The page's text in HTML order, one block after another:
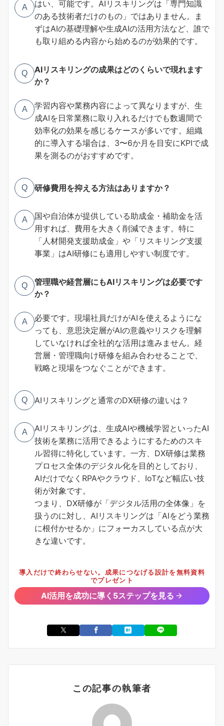
A
はい、可能です。AIリスキリングは「専門知識
のある技術者だけのもの」ではありません。ま
ずはAIの基礎理解や生成AIの活用方法など、誰で
も取り組める内容から始めるのが効果的です。
Q
AIリスキリングの成果はどのくらいで現れます
か？
A
学習内容や業務内容によって異なりますが、生
成AIを日常業務に取り入れるだけでも数週間で
効率化の効果を感じるケースが多いです。組織
的に導入する場合は、3〜6か月を目安にKPIで成
果を測るのがおすすめです。
Q 研修費用を抑える方法はありますか？
A
国や自治体が提供している助成金・補助金を活
用すれば、費用を大きく削減できます。特に
「人材開発支援助成金」や「リスキリング支援
事業」はAI研修にも適用しやすい制度です。
Q
管理職や経営層にもAIリスキリングは必要です
か？
A
必要です。現場社員だけがAIを使えるようにな
っても、意思決定層がAIの意義やリスクを理解
していなければ全社的な活用は進みません。経
営層・管理職向け研修を組み合わせることで、
戦略と現場をつなぐことができます。
Q AIリスキリングと通常のDX研修の違いは？
A
AIリスキリングは、生成AIや機械学習といったAI
技術を業務に活用できるようにするためのスキ
ル習得に特化しています。一方、DX研修は業務
プロセス全体のデジタル化を目的としており、
AIだけでなくRPAやクラウド、IoTなど幅広い技
術が対象です。
つまり、DX研修が「デジタル活用の全体像」を
扱うのに対し、AIリスキリングは「AIをどう業務
に根付かせるか」にフォーカスしている点が大
きな違いです。
導入だけで終わらせない。成果につなげる設計を無料資料
でプレゼント
AI活用を成功に導く5ステップを見る
この記事の執筆者